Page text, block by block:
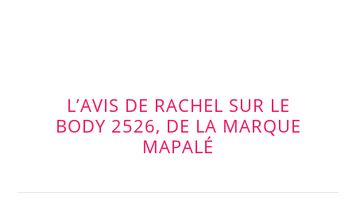
L’AVIS DE RACHEL SUR LE
BODY 2526, DE LA MARQUE
MAPALÉ